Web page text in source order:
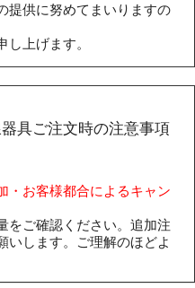
提供に努めてまいりますの
上げます。
具ご注文時の注意事項
・お客様都合によるキャン
をご確認ください。追加注
いします。ご理解のほどよ